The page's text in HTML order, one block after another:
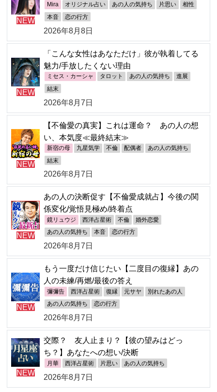
NEW
Mira オリジナル占い あの人の気持ち 片思い 相性
本音 恋の行方
2026年8月8日
NEW
「こんな女性はあなただけ」彼が執着してる
魅力/手放したくない理由
ミセス・カーシャ タロット あの人の気持ち 進展
結末
2026年8月7日
NEW
【不倫愛の真実】これは運命？ あの人の想
い、本気度≪最終結末≫
新宿の母 九星気学 不倫 配偶者 あの人の気持ち
結末
2026年8月7日
NEW
あの人の決断促す【不倫愛成就占】今後の関
係変化/覚悟見極め/終着点
鏡リュウジ 西洋占星術 不倫 婚外恋愛
あの人の気持ち 本音 恋の行方
2026年8月7日
NEW
もう一度だけ信じたい【二度目の復縁】あの
人の未練/再燃/最後の答え
彌彌告 西洋占星術 復縁 元サヤ 別れたあの人
あの人の気持ち 恋の行方
2026年8月7日
NEW
交際？ 友人止まり？【彼の望みはどっ
ち？】あなたへの想い/決断
月華 西洋占星術 片思い あの人の気持ち
2026年8月7日